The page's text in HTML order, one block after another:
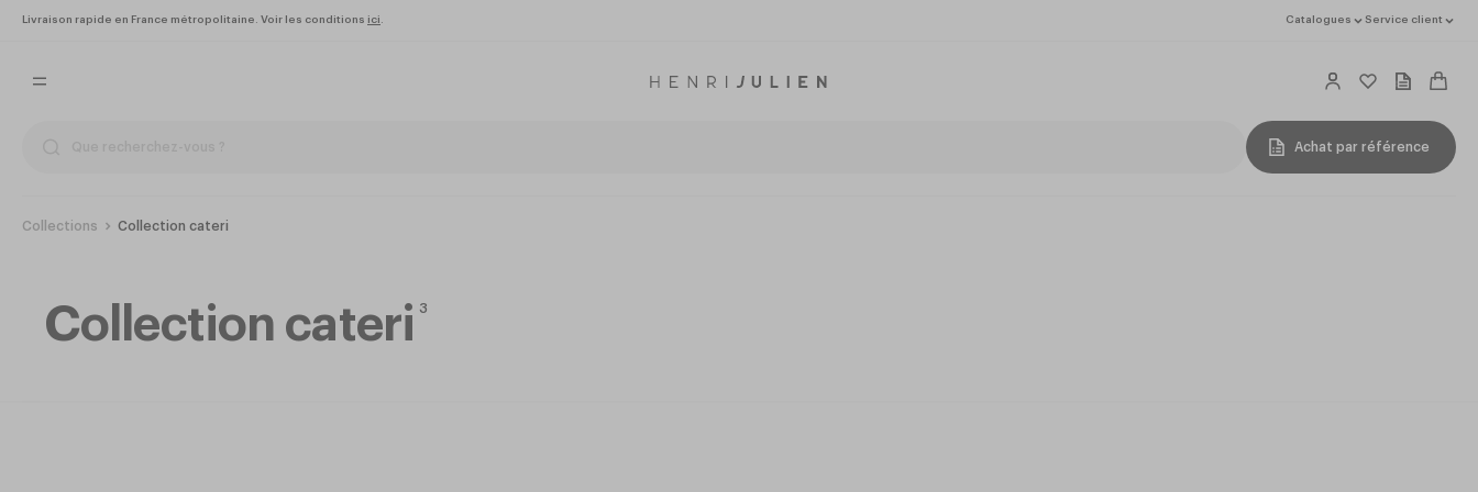
Livraison rapide en France métropolitaine. Voir les conditions ici . Catalogues Service client
Achat par référence
Collections Collection cateri
Collection cateri 3